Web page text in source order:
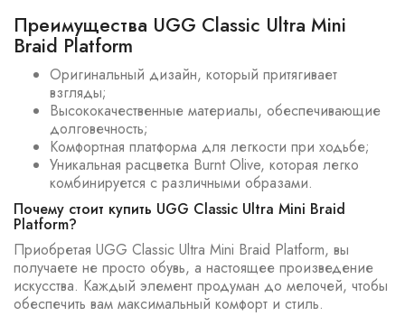
Преимущества UGG Classic Ultra Mini
Braid Platform
Оригинальный дизайн, который притягивает
взгляды;
Высококачественные материалы, обеспечивающие
долговечность;
Комфортная платформа для легкости при ходьбе;
Уникальная расцветка Burnt Olive, которая легко
комбинируется с различными образами.
Почему стоит купить UGG Classic Ultra Mini Braid
Platform?
Приобретая UGG Classic Ultra Mini Braid Platform, вы
получаете не просто обувь, а настоящее произведение
искусства. Каждый элемент продуман до мелочей, чтобы
обеспечить вам максимальный комфорт и стиль.